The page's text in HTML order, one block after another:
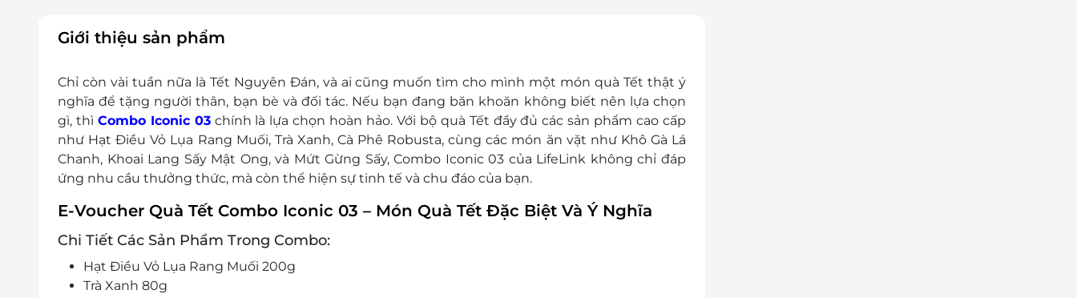
Không áp dụng đồng thời với chương trình khuyến mại khác
Giá bán đã gồm VAT
Giới thiệu sản phẩm
Chỉ còn vài tuần nữa là Tết Nguyên Đán, và ai cũng muốn tìm cho mình một món quà Tết thật ý
nghĩa để tặng người thân, bạn bè và đối tác. Nếu bạn đang băn khoăn không biết nên lựa chọn
gì, thì Combo Iconic 03chính là lựa chọn hoàn hảo. Với bộ quà Tết đầy đủ các sản phẩm cao cấp
như Hạt Điều Vỏ Lụa Rang Muối, Trà Xanh, Cà Phê Robusta, cùng các món ăn vặt như Khô Gà Lá
Chanh, Khoai Lang Sấy Mật Ong, và Mứt Gừng Sấy, Combo Iconic 03 của LifeLink không chỉ đáp
ứng nhu cầu thưởng thức, mà còn thể hiện sự tinh tế và chu đáo của bạn.
E-Voucher Quà Tết Combo Iconic 03 – Món Quà Tết Đặc Biệt Và Ý Nghĩa
Chi Tiết Các Sản Phẩm Trong Combo:
Hạt Điều Vỏ Lụa Rang Muối 200g
Trà Xanh 80g